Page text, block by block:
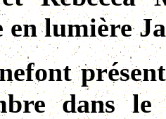
lumière
dans